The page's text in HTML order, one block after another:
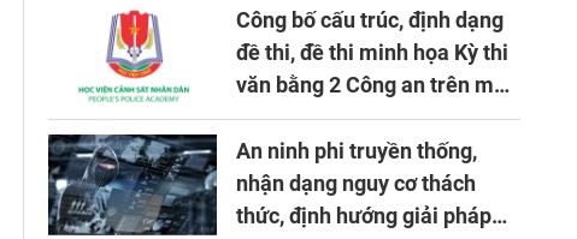
CSND năm học 2026 - 2027
Công bố cấu trúc, định dạng
đề thi, đề thi minh họa Kỳ thi
văn bằng 2 Công an trên máy
tính
An ninh phi truyền thống,
nhận dạng nguy cơ thách
thức, định hướng giải pháp